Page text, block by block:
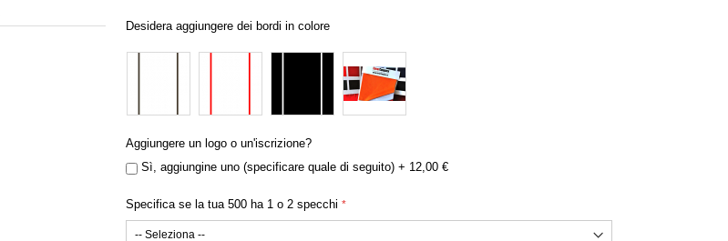
Desidera aggiungere dei bordi in colore
Aggiungere un logo o un'iscrizione?
Sì, aggiungine uno (specificare quale di seguito) + 12,00 €
Specifica se la tua 500 ha 1 o 2 specchi